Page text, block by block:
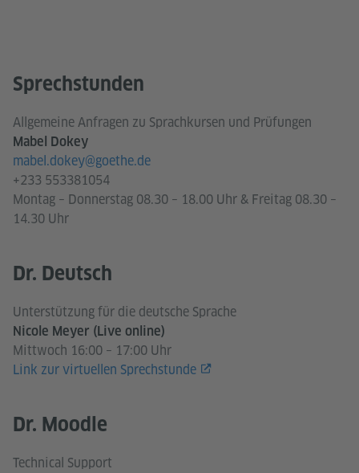
Sprechstunden
Allgemeine Anfragen zu Sprachkursen und Prüfungen
Mabel Dokey​
mabel.dokey@goethe.de
+233 553381054
Montag – Donnerstag 08.30 – 18.00 Uhr & Freitag 08.30 –
14.30 Uhr
Dr. Deutsch
Unterstützung für die deutsche Sprache
Nicole Meyer (Live online)
Mittwoch 16:00 – 17:00 Uhr
Link zur virtuellen Sprechstunde
Dr. Moodle
Technical Support